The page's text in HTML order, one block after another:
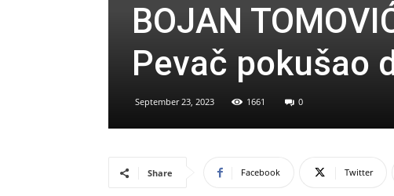
BOJAN
Pevač pokušao
September 23, 2023 1661 0
Share Facebook Twitter